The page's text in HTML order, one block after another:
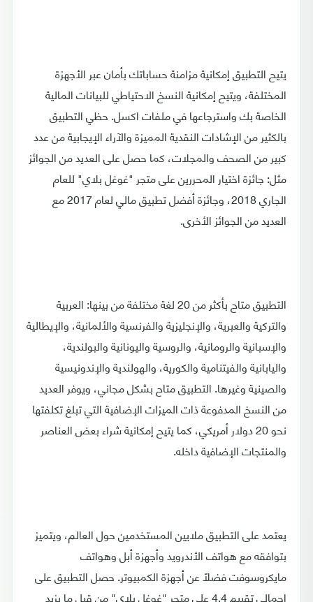
يتيح التطبيق إمكانية مزامنة حساباتك بأمان عبر الأجهزة
المختلفة، ويتيح إمكانية النسخ الاحتياطي للبيانات المالية
الخاصة بك واسترجاعها في ملفات اكسل. حظي التطبيق
بالكثير من الإشادات النقدية المميزة والآراء الإيجابية من عدد
كبير من الصحف والمجلات، كما حصل على العديد من الجوائز
مثل: جائزة اختيار المحررين على متجر "غوغل بلاي" للعام
الجاري 2018، وجائزة أفضل تطبيق مالي لعام 2017 مع
العديد من الجوائز الأخرى.
التطبيق متاح بأكثر من 20 لغة مختلفة من بينها: العربية
والتركية والعبرية، والإنجليزية والفرنسية والألمانية، والإيطالية
والإسبانية والرومانية، والروسية واليونانية والبولندية،
واليابانية والفيتنامية والكورية، والهولندية والإندونيسية
والصينية وغيرها. التطبيق متاح بشكل مجاني، ويوفر العديد
من النسخ المدفوعة ذات الميزات الإضافية التي تبلغ تكلفتها
نحو 20 دولار أمريكي، كما يتيح إمكانية شراء بعض العناصر
والمنتجات الإضافية داخله.
يعتمد على التطبيق ملايين المستخدمين حول العالم، ويتميز
بتوافقه مع هواتف الأندرويد وأجهزة أبل وهواتف
مايكروسوفت فضلًا عن أجهزة الكمبيوتر. حصل التطبيق على
إجمالي تقييم 4.4 على متجر "غوغل بلاي" من قبِل ما يزيد